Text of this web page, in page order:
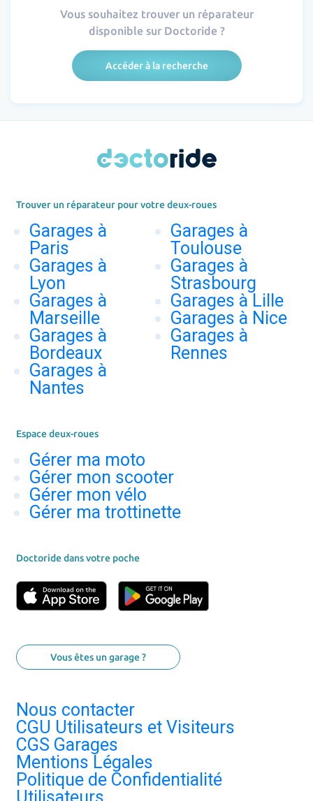
Vous souhaitez trouver un réparateur
disponible sur Doctoride ?
Accéder à la recherche
Trouver un réparateur pour votre deux-roues
Garages à
Paris
Garages à
Lyon
Garages à
Marseille
Garages à
Bordeaux
Garages à
Nantes
Garages à
Toulouse
Garages à
Strasbourg
Garages à Lille
Garages à Nice
Garages à
Rennes
Espace deux-roues
Gérer ma moto
Gérer mon scooter
Gérer mon vélo
Gérer ma trottinette
Doctoride dans votre poche
Vous êtes un garage ?
Nous contacter
CGU Utilisateurs et Visiteurs
CGS Garages
Mentions Légales
Politique de Confidentialité